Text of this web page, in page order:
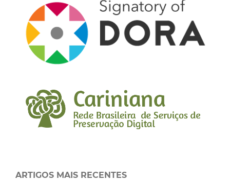
ARTIGOS MAIS RECENTES